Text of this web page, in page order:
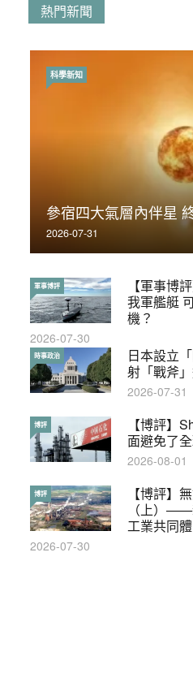
熱門新聞
參宿四大氣層內伴星
2026-07-31
科學新知
【軍事博
我軍艦艇
機？
軍事博評
2026-07-30
日本設立
射「戰斧
時事政治
2026-07-31
【博評】
面避免了
博評
2026-08-01
【博評】
（上）
工業共同體
博評
2026-07-30
荃灣反黑組「砌生豬
被控
2019-11-01
時事政治
【輕百科
輕百科
2017-10-17
【輕盤點
覽8月示威
輕盤點
2019-08-30
本港保護
墮法網
特稿
2019-05-21
【輕百科
及刑責嗎？
輕百科
2021-05-13